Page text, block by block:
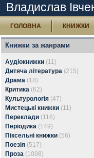
Владислав
ГОЛОВНА КНИЖКИ
Книжки за жанрами
Аудіокнижки (11)
Дитяча література (215)
Драма (18)
Критика (62)
Культурологія (47)
Мистецькі книжки (11)
Переклади (116)
Періодика (149)
Піксельні книжки (56)
Поезія (517)
Проза (1098)